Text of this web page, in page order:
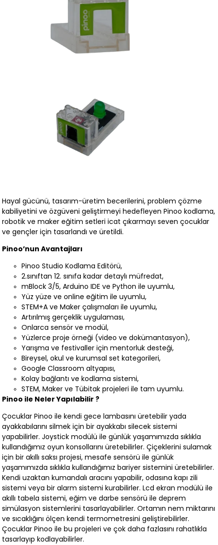
Hayal gücünü, tasarım-üretim becerilerini, problem çözme
kabiliyetini ve özgüveni geliştirmeyi hedefleyen Pinoo kodlama,
robotik ve maker eğitim setleri icat çıkarmayı seven çocuklar
ve gençler için tasarlandı ve üretildi.
Pinoo’nun Avantajları
Pinoo Studio Kodlama Editörü,
2.sınıftan 12. sınıfa kadar detaylı müfredat,
mBlock 3/5, Arduino IDE ve Python ile uyumlu,
Yüz yüze ve online eğitim ile uyumlu,
STEM+A ve Maker çalışmaları ile uyumlu,
Artırılmış gerçeklik uygulaması,
Onlarca sensör ve modül,
Yüzlerce proje örneği (video ve dokümantasyon),
Yarışma ve festivaller için mentorluk desteği,
Bireysel, okul ve kurumsal set kategorileri,
Google Classroom altyapısı,
Kolay bağlantı ve kodlama sistemi,
STEM, Maker ve Tübitak projeleri ile tam uyumlu.
Pinoo ile Neler Yapılabilir ?
Çocuklar Pinoo ile kendi gece lambasını üretebilir yada
ayakkabılarını silmek için bir ayakkabı silecek sistemi
yapabilirler. Joystick modülü ile günlük yaşamımızda sıklıkla
kullandığımız oyun konsollarını üretebilirler. Çiçeklerini sulamak
için bir akıllı saksı projesi, mesafe sensörü ile günlük
yaşamımızda sıklıkla kullandığımız bariyer sistemini üretebilirler.
Kendi uzaktan kumandalı aracını yapabilir, odasına kapı zili
sistemi veya bir alarm sistemi kurabilirler. Lcd ekran modülü ile
akıllı tabela sistemi, eğim ve darbe sensörü ile deprem
simülasyon sistemlerini tasarlayabilirler. Ortamın nem miktarını
ve sıcaklığını ölçen kendi termometresini geliştirebilirler.
Çocuklar Pinoo ile bu projeleri ve çok daha fazlasını rahatlıkla
tasarlayıp kodlayabilirler.